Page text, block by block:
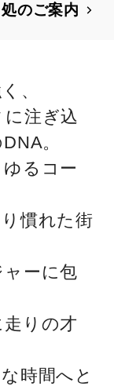
のご案内
、
注ぎ込
。
るコー
慣れた街
ーに包
りの才
時間へと